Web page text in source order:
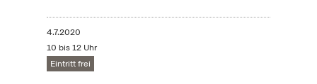
4.7.2020
10 bis 12 Uhr
Eintritt frei